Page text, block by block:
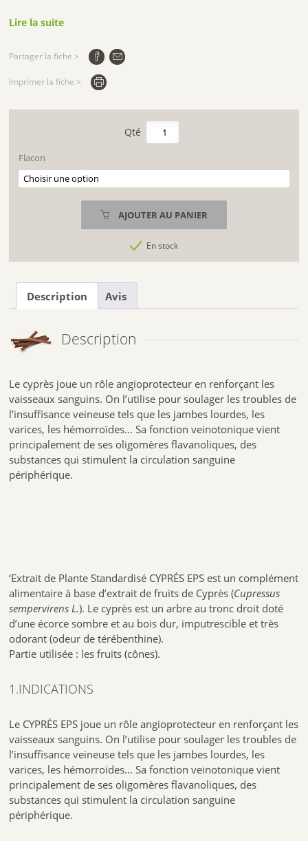
Lire la suite
Partager la fiche >
Imprimer la fiche >
Flacon
quantité
de
EPS
AJOUTER AU PANIER
En stock
Description Avis
Description
Le cyprès joue un rôle angioprotecteur en renforçant les
vaisseaux sanguins. On l’utilise pour soulager les troubles de
l’insuffisance veineuse tels que les jambes lourdes, les
varices, les hémorroïdes… Sa fonction veinotonique vient
principalement de ses oligomères flavanoliques, des
substances qui stimulent la circulation sanguine
périphérique.
‘Extrait de Plante Standardisé CYPRÉS EPS est un complément
alimentaire à base d’extrait de fruits de Cyprès (Cupressus
sempervirens L.). Le cyprès est un arbre au tronc droit doté
d’une écorce sombre et au bois dur, imputrescible et très
odorant (odeur de térébenthine).
Partie utilisée : les fruits (cônes).
1.INDICATIONS
Le CYPRÉS EPS joue un rôle angioprotecteur en renforçant les
vaisseaux sanguins. On l’utilise pour soulager les troubles de
l’insuffisance veineuse tels que les jambes lourdes, les
varices, les hémorroïdes… Sa fonction veinotonique vient
principalement de ses oligomères flavanoliques, des
substances qui stimulent la circulation sanguine
périphérique.